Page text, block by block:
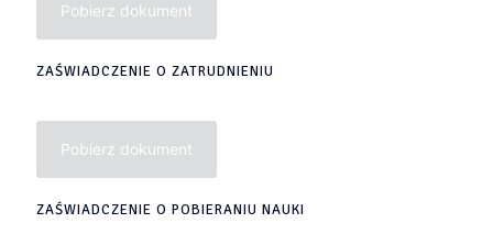
Pobierz dokument
ZAŚWIADCZENIE O ZATRUDNIENIU
Pobierz dokument
ZAŚWIADCZENIE O POBIERANIU NAUKI